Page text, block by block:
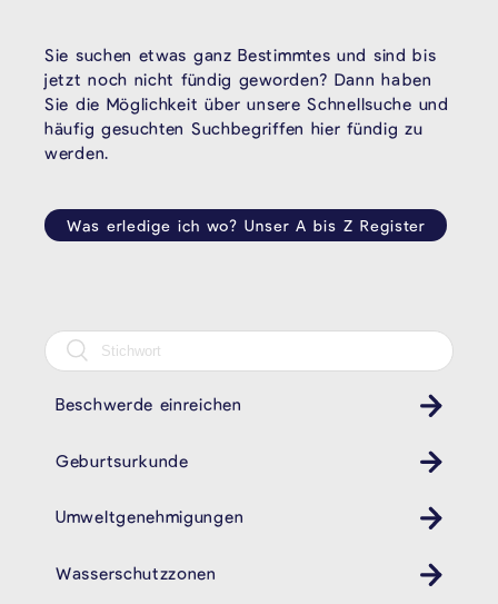
Sie suchen etwas ganz Bestimmtes und sind bis
jetzt noch nicht fündig geworden? Dann haben
Sie die Möglichkeit über unsere Schnellsuche und
häufig gesuchten Suchbegriffen hier fündig zu
werden.
Was erledige ich wo? Unser A bis Z Register
Beschwerde einreichen
Geburtsurkunde
Umweltgenehmigungen
Wasserschutzzonen